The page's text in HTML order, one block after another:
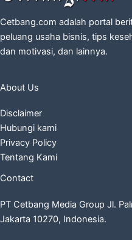
Cetbang.com adalah portal
peluang usaha bisnis, tips
dan motivasi, dan lainnya.
About Us
Disclaimer
Hubungi kami
Privacy Policy
Tentang Kami
Contact
PT Cetbang Media Group Jl.
Jakarta 10270, Indonesia.